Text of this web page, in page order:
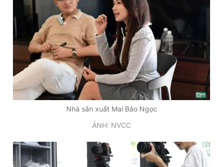
Nhà sản xuất Mai Bảo Ngọc
ẢNH: NVCC